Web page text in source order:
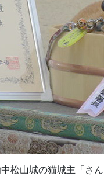
松山城の猫城主「さ